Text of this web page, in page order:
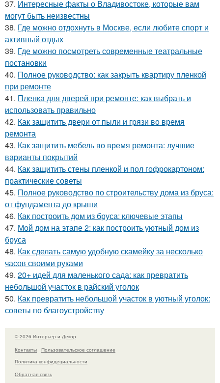
37. Интересные факты о Владивостоке, которые вам
могут быть неизвестны
38. Где можно отдохнуть в Москве, если любите спорт и
активный отдых
39. Где можно посмотреть современные театральные
постановки
40. Полное руководство: как закрыть квартиру пленкой
при ремонте
41. Пленка для дверей при ремонте: как выбрать и
использовать правильно
42. Как защитить двери от пыли и грязи во время
ремонта
43. Как защитить мебель во время ремонта: лучшие
варианты покрытий
44. Как защитить стены пленкой и пол гофрокартоном:
практические советы
45. Полное руководство по строительству дома из бруса:
от фундамента до крыши
46. Как построить дом из бруса: ключевые этапы
47. Мой дом на этапе 2: как построить уютный дом из
бруса
48. Как сделать самую удобную скамейку за несколько
часов своими руками
49. 20+ идей для маленького сада: как превратить
небольшой участок в райский уголок
50. Как превратить небольшой участок в уютный уголок:
советы по благоустройству
© 2026 Интерьер и Декор
Контакты
Пользовательское соглашение
Политика конфидециальности
Обратная связь